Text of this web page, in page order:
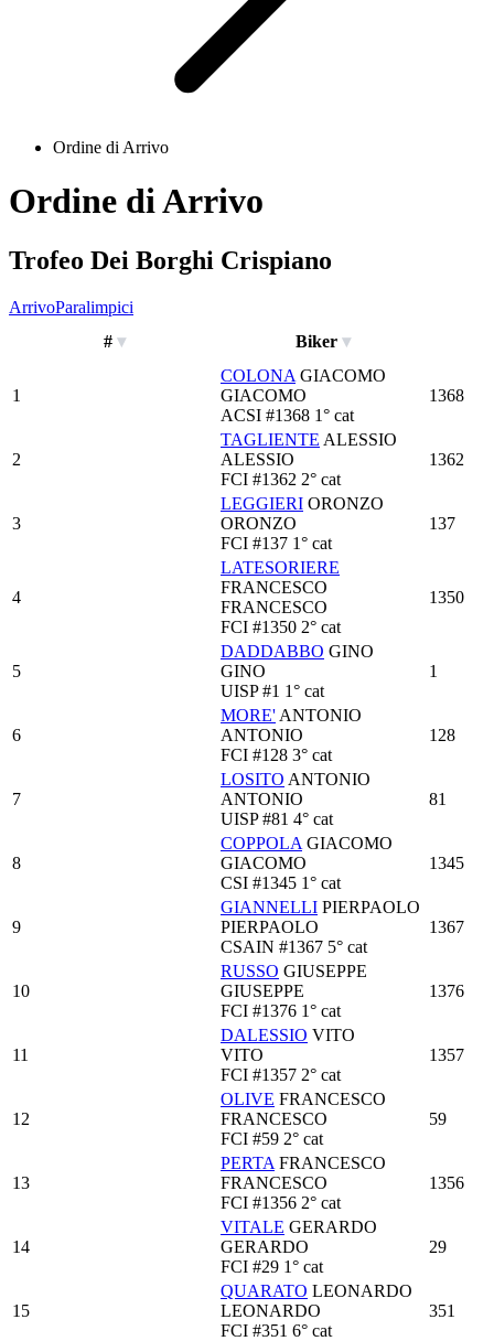
Ordine di Arrivo
Ordine di Arrivo
Trofeo Dei Borghi Crispiano
ArrivoParalimpici
#
Biker
1
COLONA GIACOMO
GIACOMO
ACSI #1368 1° cat
1368
2
TAGLIENTE ALESSIO
ALESSIO
FCI #1362 2° cat
1362
3
LEGGIERI ORONZO
ORONZO
FCI #137 1° cat
137
4
LATESORIERE
FRANCESCO
FRANCESCO
FCI #1350 2° cat
1350
5
DADDABBO GINO
GINO
UISP #1 1° cat
1
6
MORE' ANTONIO
ANTONIO
FCI #128 3° cat
128
7
LOSITO ANTONIO
ANTONIO
UISP #81 4° cat
81
8
COPPOLA GIACOMO
GIACOMO
CSI #1345 1° cat
1345
9
GIANNELLI PIERPAOLO
PIERPAOLO
CSAIN #1367 5° cat
1367
10
RUSSO GIUSEPPE
GIUSEPPE
FCI #1376 1° cat
1376
11
DALESSIO VITO
VITO
FCI #1357 2° cat
1357
12
OLIVE FRANCESCO
FRANCESCO
FCI #59 2° cat
59
13
PERTA FRANCESCO
FRANCESCO
FCI #1356 2° cat
1356
14
VITALE GERARDO
GERARDO
FCI #29 1° cat
29
15
QUARATO LEONARDO
LEONARDO
FCI #351 6° cat
351